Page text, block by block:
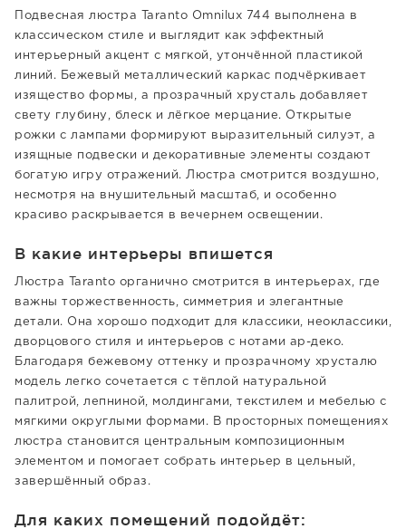
Подвесная люстра Taranto Omnilux 744 выполнена в
классическом стиле и выглядит как эффектный
интерьерный акцент с мягкой, утончённой пластикой
линий. Бежевый металлический каркас подчёркивает
изящество формы, а прозрачный хрусталь добавляет
свету глубину, блеск и лёгкое мерцание. Открытые
рожки с лампами формируют выразительный силуэт, а
изящные подвески и декоративные элементы создают
богатую игру отражений. Люстра смотрится воздушно,
несмотря на внушительный масштаб, и особенно
красиво раскрывается в вечернем освещении.
В какие интерьеры впишется
Люстра Taranto органично смотрится в интерьерах, где
важны торжественность, симметрия и элегантные
детали. Она хорошо подходит для классики, неоклассики,
дворцового стиля и интерьеров с нотами ар-деко.
Благодаря бежевому оттенку и прозрачному хрусталю
модель легко сочетается с тёплой натуральной
палитрой, лепниной, молдингами, текстилем и мебелью с
мягкими округлыми формами. В просторных помещениях
люстра становится центральным композиционным
элементом и помогает собрать интерьер в цельный,
завершённый образ.
Для каких помещений подойдёт: